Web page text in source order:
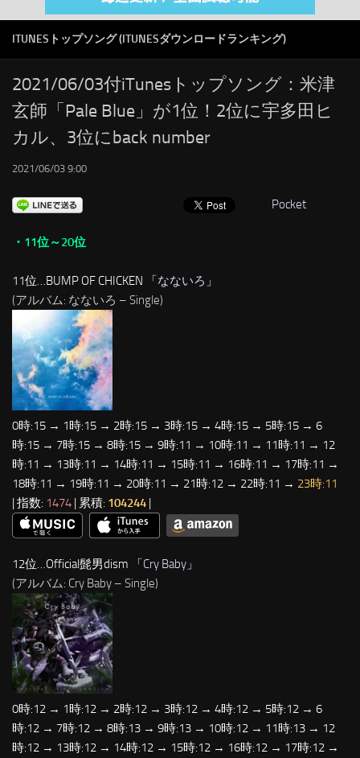
RSS
LINKS
ITUNESトップソング (ITUNESダウンロードランキング)
2021/06/03付iTunesトップソング：米津
玄師「Pale Blue」が1位！2位に宇多田ヒ
カル、3位にback number
2021/06/03 9:00
Pocket
・11位～20位
11位…BUMP OF CHICKEN 「なないろ 」
(アルバム: なないろ – Single)
0時:15 → 1時:15 → 2時:15 → 3時:15 → 4時:15 → 5時:15 → 6
時:15 → 7時:15 → 8時:15 → 9時:11 → 10時:11 → 11時:11 → 12
時:11 → 13時:11 → 14時:11 → 15時:11 → 16時:11 → 17時:11 →
18時:11 → 19時:11 → 20時:11 → 21時:12 → 22時:11 → 23時:11
| 指数: 1474 | 累積: 104244 |
12位…Official髭男dism 「Cry Baby 」
(アルバム: Cry Baby – Single)
0時:12 → 1時:12 → 2時:12 → 3時:12 → 4時:12 → 5時:12 → 6
時:12 → 7時:12 → 8時:13 → 9時:13 → 10時:12 → 11時:13 → 12
時:12 → 13時:12 → 14時:12 → 15時:12 → 16時:12 → 17時:12 →